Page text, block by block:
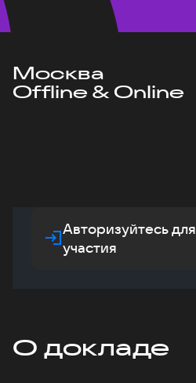
Москва
Offline & Online
Авторизуйтесь для
участия
О докладе